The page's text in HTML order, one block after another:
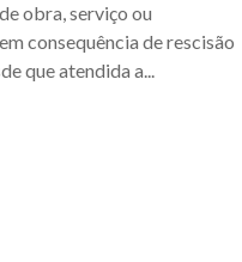
obra, serviço ou
consequência de rescisão
que atendida a...